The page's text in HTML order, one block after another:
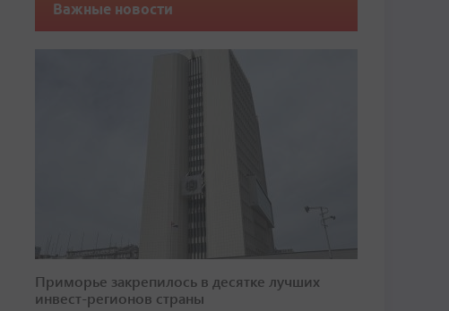
Важные новости
Приморье закрепилось в десятке лучших
инвест-регионов страны